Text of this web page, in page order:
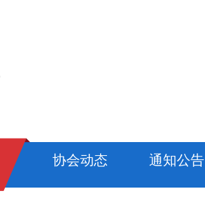
协会动态 通知公告